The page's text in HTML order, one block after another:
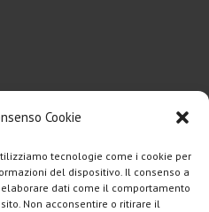
Cookie
tecnologie come i cookie per
del dispositivo. Il consenso a
dati come il comportamento
Non acconsentire o ritirare il